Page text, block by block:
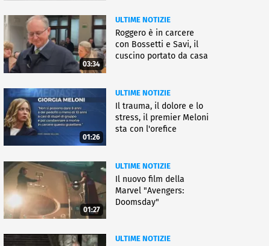
03:34
ULTIME NOTIZIE
Roggero è in carcere
con Bossetti e Savi, il
cuscino portato da casa
01:26
ULTIME NOTIZIE
Il trauma, il dolore e lo
stress, il premier Meloni
sta con l'orefice
01:27
ULTIME NOTIZIE
Il nuovo film della
Marvel "Avengers:
Doomsday"
ULTIME NOTIZIE